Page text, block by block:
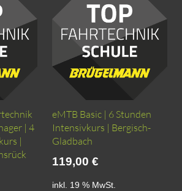
| 4
|
eMTB Basic | 6 Stunden
Intensivkurs | Bergisch-
Gladbach
119,00 €
inkl. 19 % MwSt.